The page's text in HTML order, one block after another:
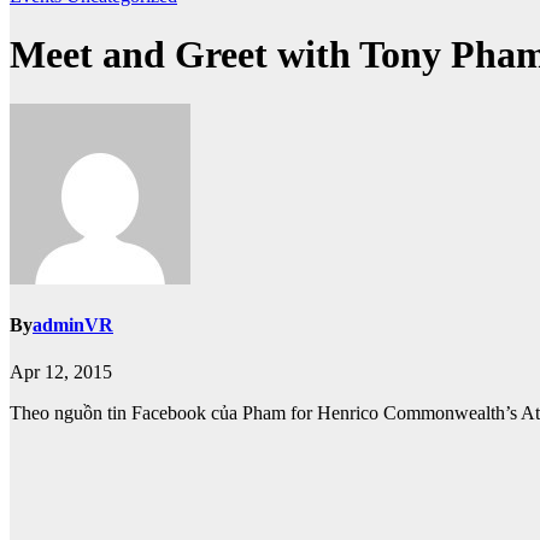
Meet and Greet with Tony
ByadminVR
Apr 12, 2015
Theo nguồn tin Facebook của Pham for Henrico Commonwealth’s